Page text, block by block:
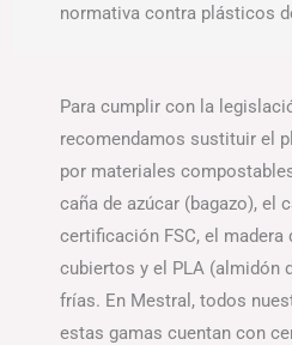
normativa contra plásticos
Para cumplir con la
recomendamos sustituir el
por materiales
caña de azúcar (bagazo), el
certificación FSC, el madera
cubiertos y el PLA (almidón
frías. En Mestral, todos
estas gamas cuentan con